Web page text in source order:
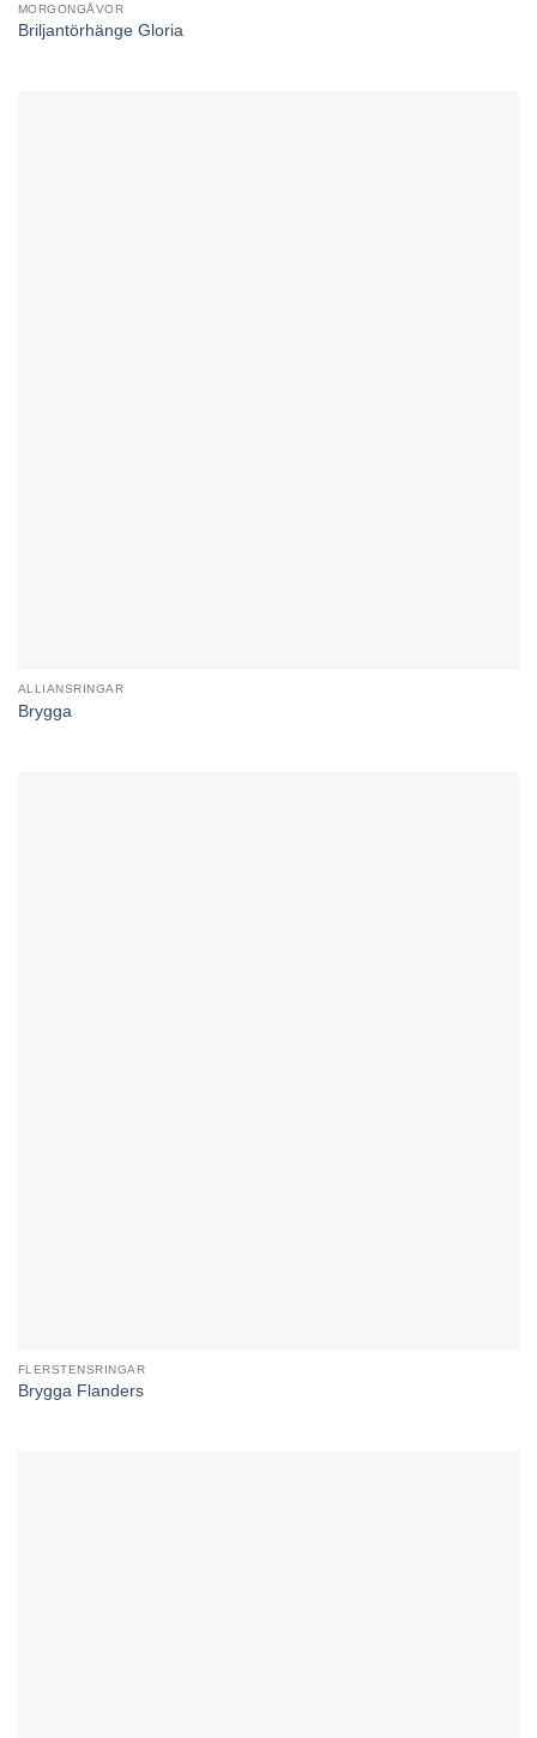
MORGONGÅVOR
Briljantörhänge Gloria
ALLIANSRINGAR
Brygga
FLERSTENSRINGAR
Brygga Flanders